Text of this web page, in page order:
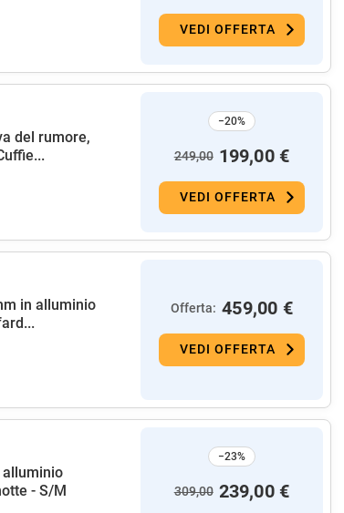
VEDI OFFERTA
del rumore,
−20%
249,00 199,00 €
VEDI OFFERTA
in alluminio
Offerta: 459,00 €
VEDI OFFERTA
alluminio
- S/M
−23%
309,00 239,00 €